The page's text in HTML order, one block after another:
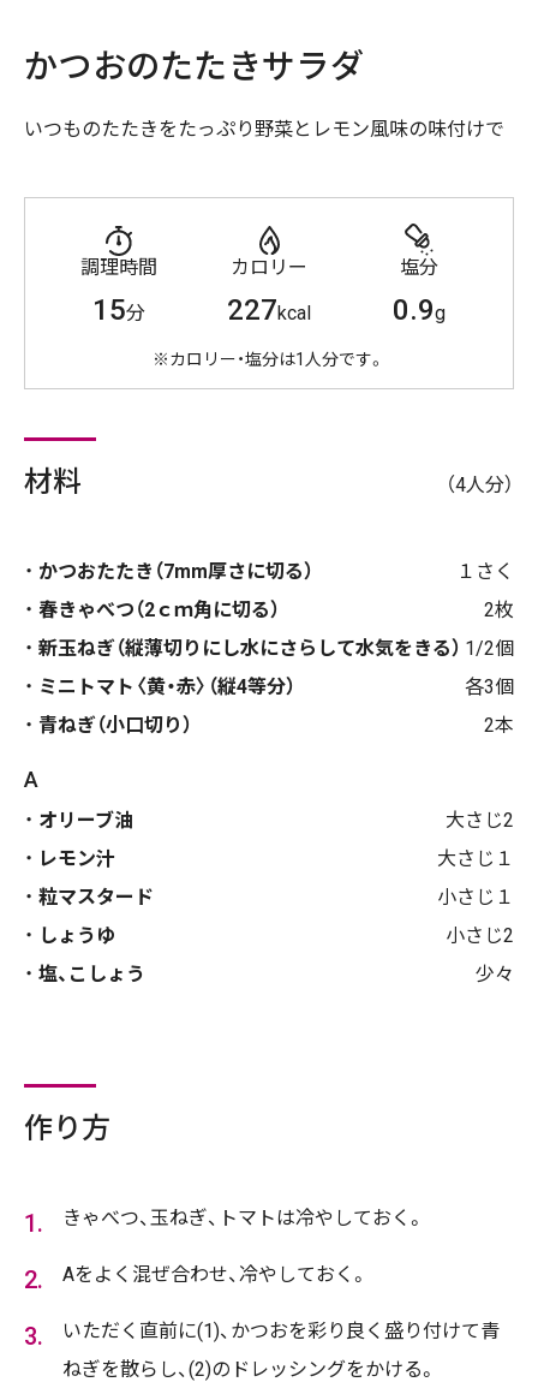
かつおのたたきサラダ
いつものたたきをたっぷり野菜とレモン風味の味付けで
調理時間
15分
カロリー
227kcal
塩分
0.9g
※カロリー・塩分は1人分です。
材料 （4人分）
かつおたたき（7mm厚さに切る）
１さく
春きゃべつ（2ｃｍ角に切る）
2枚
新玉ねぎ（縦薄切りにし水にさらして水気をきる） 1/2個
ミニトマト〈黄・赤〉（縦4等分）
各3個
青ねぎ（小口切り）
2本
A
オリーブ油
大さじ2
レモン汁
大さじ１
粒マスタード
小さじ１
しょうゆ
小さじ2
塩、こしょう
少々
作り方
きゃべつ、玉ねぎ、トマトは冷やしておく。
Aをよく混ぜ合わせ、冷やしておく。
いただく直前に(1)、かつおを彩り良く盛り付けて青
ねぎを散らし、(2)のドレッシングをかける。